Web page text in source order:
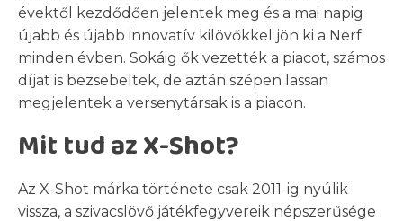
évektől kezdődően jelentek meg és a mai napig
újabb és újabb innovatív kilövőkkel jön ki a Nerf
minden évben. Sokáig ők vezették a piacot, számos
díjat is bezsebeltek, de aztán szépen lassan
megjelentek a versenytársak is a piacon.
Mit tud az X-Shot?
Az X-Shot márka története csak 2011-ig nyúlik
vissza, a szivacslövő játékfegyvereik népszerűsége